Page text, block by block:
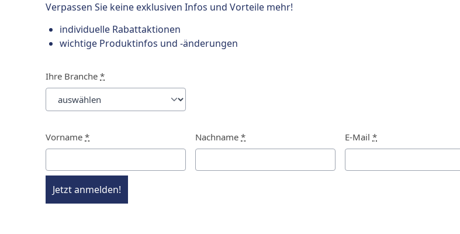
Verpassen Sie keine exklusiven Infos und Vorteile mehr!
individuelle Rabattaktionen
wichtige Produktinfos und -änderungen
Ihre Branche *
Vorname * Nachname * E-Mail *
Jetzt anmelden!